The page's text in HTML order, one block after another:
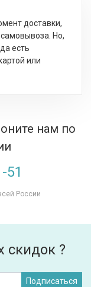
доставки,
Но,
есть
или
нам по
51
России
скидок ?
Подписаться